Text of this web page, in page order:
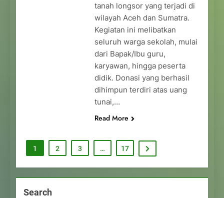
tanah longsor yang terjadi di
wilayah Aceh dan Sumatra.
Kegiatan ini melibatkan
seluruh warga sekolah, mulai
dari Bapak/Ibu guru,
karyawan, hingga peserta
didik. Donasi yang berhasil
dihimpun terdiri atas uang
tunai,…
Read More
1 2 3 … 17
Search